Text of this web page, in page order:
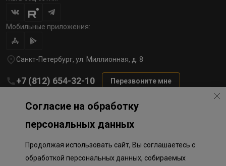
Мобильные приложения:
Санкт-Петербург, ул. Миллионная, д. 8
+7 (812) 654-32-10 Перезвоните мне
Политика обработки персональных данных
Информация о плановом направлении средств
на строительство соц.объектов в Окле
Согласие на обработку
персональных данных
Продолжая использовать сайт, Вы соглашаетесь с
обработкой персональных данных, собираемых